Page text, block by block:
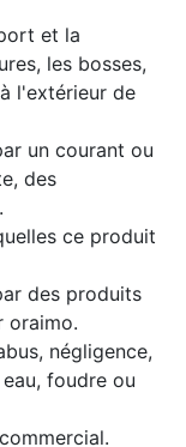
et la
les bosses,
l'extérieur de
un courant ou
des
ce produit
des produits
oraimo.
négligence,
foudre ou